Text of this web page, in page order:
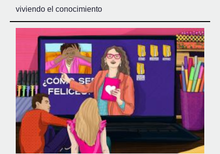
viviendo el conocimiento